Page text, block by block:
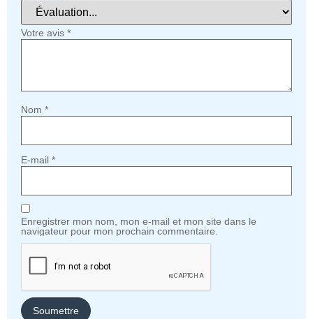
Votre avis *
Nom *
E-mail *
Enregistrer mon nom, mon e-mail et mon site dans le
navigateur pour mon prochain commentaire.